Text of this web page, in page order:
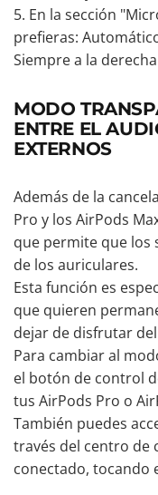
En la sección
prefieras:
Siempre a la
MODO
ENTRE EL
EXTERNOS
Además de la
Pro y los AirPods
que permite que los
de los auriculares.
Esta función es
que quieren
dejar de disfrutar
Para cambiar al
el botón de control
tus AirPods Pro o
También puedes
través del centro de
conectado, tocando